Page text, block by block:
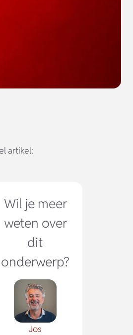
artikel:
Wil je meer
weten over
dit
onderwerp?
Jos